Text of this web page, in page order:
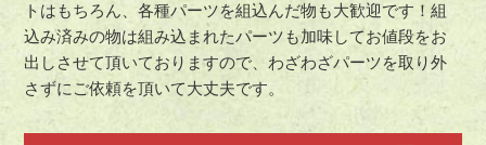
トはもちろん、各種パーツを組込んだ物も大歓迎です！組
込み済みの物は組み込まれたパーツも加味してお値段をお
出しさせて頂いておりますので、わざわざパーツを取り外
さずにご依頼を頂いて大丈夫です。